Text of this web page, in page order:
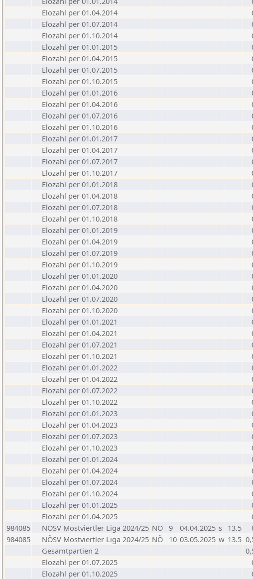
Elozahl per 01.04.2014
Elozahl per 01.07.2014
Elozahl per 01.10.2014
Elozahl per 01.01.2015
Elozahl per 01.04.2015
Elozahl per 01.07.2015
Elozahl per 01.10.2015
Elozahl per 01.01.2016
Elozahl per 01.04.2016
Elozahl per 01.07.2016
Elozahl per 01.10.2016
Elozahl per 01.01.2017
Elozahl per 01.04.2017
Elozahl per 01.07.2017
Elozahl per 01.10.2017
Elozahl per 01.01.2018
Elozahl per 01.04.2018
Elozahl per 01.07.2018
Elozahl per 01.10.2018
Elozahl per 01.01.2019
Elozahl per 01.04.2019
Elozahl per 01.07.2019
Elozahl per 01.10.2019
Elozahl per 01.01.2020
Elozahl per 01.04.2020
Elozahl per 01.07.2020
Elozahl per 01.10.2020
Elozahl per 01.01.2021
Elozahl per 01.04.2021
Elozahl per 01.07.2021
Elozahl per 01.10.2021
Elozahl per 01.01.2022
Elozahl per 01.04.2022
Elozahl per 01.07.2022
Elozahl per 01.10.2022
Elozahl per 01.01.2023
Elozahl per 01.04.2023
Elozahl per 01.07.2023
Elozahl per 01.10.2023
Elozahl per 01.01.2024
Elozahl per 01.04.2024
Elozahl per 01.07.2024
Elozahl per 01.10.2024
Elozahl per 01.01.2025
Elozahl per 01.04.2025
984085
NÖSV Mostviertler Liga 2024/25 NÖ 9 04.04.2025 s 13.5
984085
NÖSV Mostviertler Liga 2024/25 NÖ 10 03.05.2025 w 13.5
Gesamtpartien 2
Elozahl per 01.07.2025
Elozahl per 01.10.2025